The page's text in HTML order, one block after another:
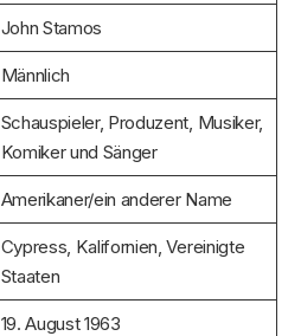
John Stamos
Männlich
Schauspieler, Produzent, Musiker,
Komiker und Sänger
Amerikaner/ein anderer Name
Cypress, Kalifornien, Vereinigte
Staaten
19. August 1963